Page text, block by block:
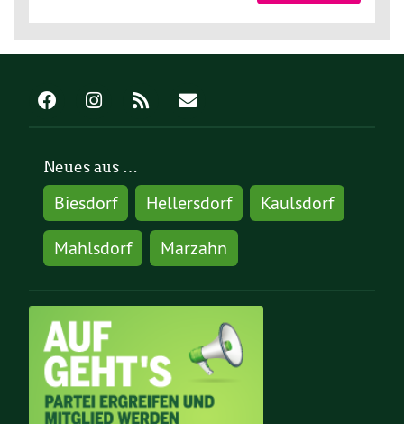
Neues aus …
Biesdorf Hellersdorf
Kaulsdorf
Mahlsdorf
Marzahn